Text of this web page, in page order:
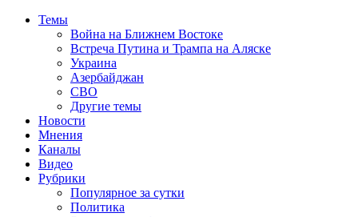
Темы
Война на Ближнем Востоке
Встреча Путина и Трампа на Аляске
Украина
Азербайджан
СВО
Другие темы
Новости
Мнения
Каналы
Видео
Рубрики
Популярное за сутки
Политика